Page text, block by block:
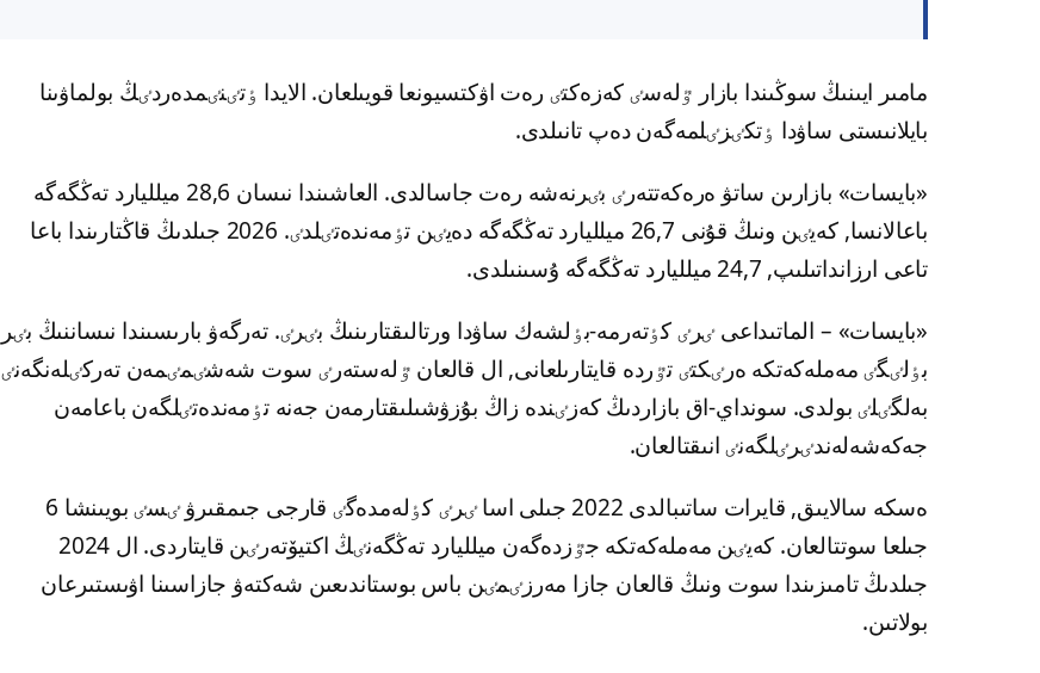
مامىر ايىنىڭ سوڭىندا بازار ٷلەسٸ كەزەكتٸ رەت اۋكتسيونعا قويىلعان. الايدا ٶتٸنٸمدەردٸڭ بولماۋىنا
بايلانىستى ساۋدا ٶتكٸزٸلمەگەن دەپ تانىلدى.
«بايسات» بازارىن ساتۋ ەرەكەتتەرٸ بٸرنەشە رەت جاسالدى. العاشىندا نىسان 28,6 ميلليارد تەڭگەگە
باعالانسا, كەيٸن ونىڭ قۇنى 26,7 ميلليارد تەڭگەگە دەيٸن تٶمەندەتٸلدٸ. 2026 جىلدىڭ قاڭتارىندا باعا
تاعى ارزانداتىلىپ, 24,7 ميلليارد تەڭگەگە ۇسىنىلدى.
«بايسات» – الماتىداعى ٸرٸ كٶتەرمە-بٶلشەك ساۋدا ورتالىقتارىنىڭ بٸرٸ. تەرگەۋ بارىسىندا نىساننىڭ بٸر
بٶلٸگٸ مەملەكەتكە ەرٸكتٸ تٷردە قايتارىلعانى, ال قالعان ٷلەستەرٸ سوت شەشٸمٸمەن تەركٸلەنگەنٸ
بەلگٸلٸ بولدى. سونداي-اق بازاردىڭ كەزٸندە زاڭ بۇزۋشىلىقتارمەن جەنە تٶمەندەتٸلگەن باعامەن
جەكەشەلەندٸرٸلگەنٸ انىقتالعان.
ەسكە سالايىق, قايرات ساتىبالدى 2022 جىلى اسا ٸرٸ كٶلەمدەگٸ قارجى جىمقىرۋ ٸسٸ بويىنشا 6
جىلعا سوتتالعان. كەيٸن مەملەكەتكە جٷزدەگەن ميلليارد تەڭگەنٸڭ اكتيۆتەرٸن قايتاردى. ال 2024
جىلدىڭ تامىزىندا سوت ونىڭ قالعان جازا مەرزٸمٸن باس بوستاندىعىن شەكتەۋ جازاسىنا اۋىستىرعان
بولاتىن.